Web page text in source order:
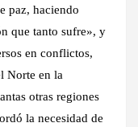
paz, haciendo
que tanto sufre», y
en conflictos,
Norte en la
otras regiones
la necesidad de